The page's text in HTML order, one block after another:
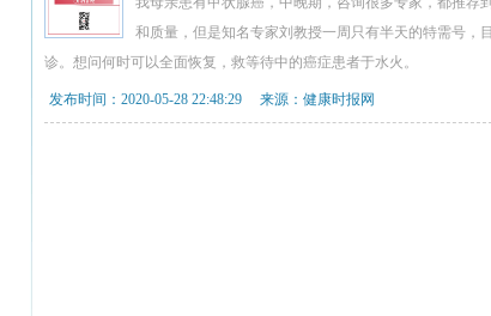
和质量，但是知名专家刘教授一周只有半天的特需号，
诊。想问何时可以全面恢复，救等待中的癌症患者于水火。
发布时间：2020-05-28 22:48:29 来源：健康时报网